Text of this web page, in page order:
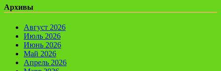
Архивы
Август 2026
Июль 2026
Июнь 2026
Май 2026
Апрель 2026